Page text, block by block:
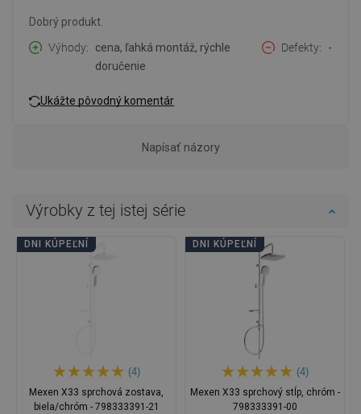
Dobrý produkt.
Výhody
cena, ľahká montáž, rýchle
doručenie
Defekty -
Ukážte pôvodný komentár
Napísať názory
Výrobky z tej istej série
DNI KÚPEĽNÍ
(4)
Mexen X33 sprchová zostava,
biela/chróm - 798333391-21
DNI KÚPEĽNÍ
(4)
Mexen X33 sprchový stĺp, chróm -
798333391-00